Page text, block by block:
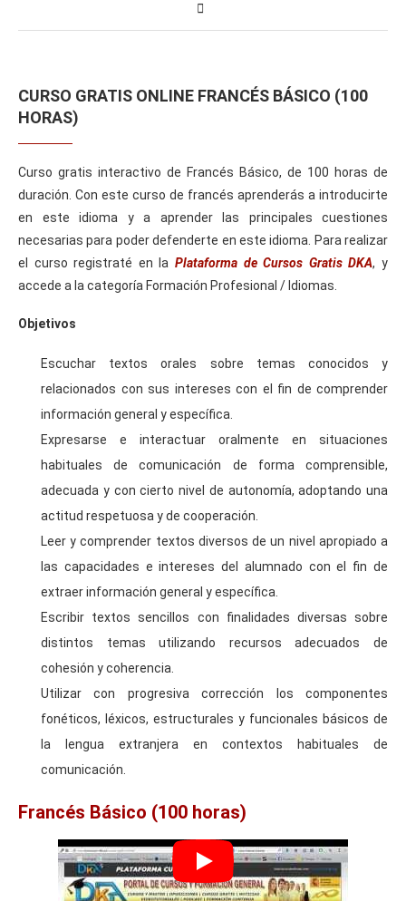
CURSO GRATIS ONLINE FRANCÉS BÁSICO (100
HORAS)
Curso gratis interactivo de Francés Básico, de 100 horas de
duración. Con este curso de francés aprenderás a introducirte
en este idioma y a aprender las principales cuestiones
necesarias para poder defenderte en este idioma. Para realizar
el curso registraté en la Plataforma de Cursos Gratis DKA, y
accede a la categoría Formación Profesional / Idiomas.
Objetivos
Escuchar textos orales sobre temas conocidos y
relacionados con sus intereses con el fin de comprender
información general y específica.
Expresarse e interactuar oralmente en situaciones
habituales de comunicación de forma comprensible,
adecuada y con cierto nivel de autonomía, adoptando una
actitud respetuosa y de cooperación.
Leer y comprender textos diversos de un nivel apropiado a
las capacidades e intereses del alumnado con el fin de
extraer información general y específica.
Escribir textos sencillos con finalidades diversas sobre
distintos temas utilizando recursos adecuados de
cohesión y coherencia.
Utilizar con progresiva corrección los componentes
fonéticos, léxicos, estructurales y funcionales básicos de
la lengua extranjera en contextos habituales de
comunicación.
Francés Básico (100 horas)